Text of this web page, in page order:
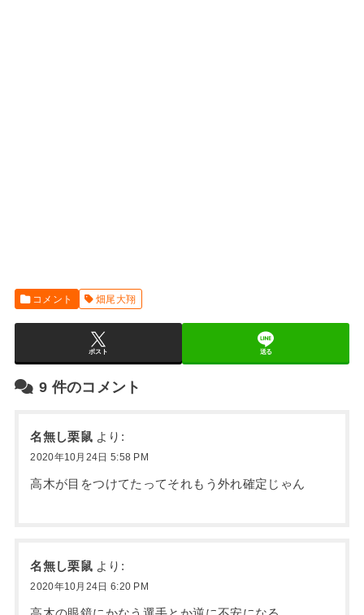
コメント 畑尾大翔
ポスト 送る
9 件のコメント
名無し栗鼠 より:
2020年10月24日 5:58 PM
高木が目をつけてたってそれもう外れ確定じゃん
名無し栗鼠 より:
2020年10月24日 6:20 PM